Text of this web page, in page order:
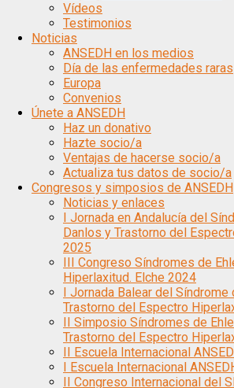
Vídeos
Testimonios
Noticias
ANSEDH en los medios
Día de las enfermedades raras
Europa
Convenios
Únete a ANSEDH
Haz un donativo
Hazte socio/a
Ventajas de hacerse socio/a
Actualiza tus datos de socio/a
Congresos y simposios de ANSEDH
Noticias y enlaces
I Jornada en Andalucía del
Danlos y Trastorno del
2025
III Congreso Síndromes de
Hiperlaxitud. Elche 2024
I Jornada Balear del
Trastorno del Espectro
II Simposio Síndromes de
Trastorno del Espectro
II Escuela Internacional
I Escuela Internacional
II Congreso Internacional del